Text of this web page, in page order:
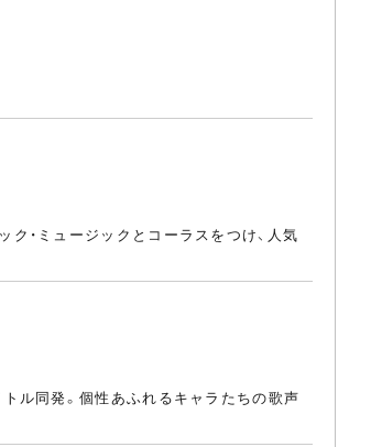
・ミュージックとコーラスをつけ、人気
トル同発。個性あふれるキャラたちの歌声